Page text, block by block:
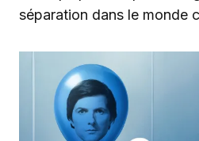
séparation dans le monde